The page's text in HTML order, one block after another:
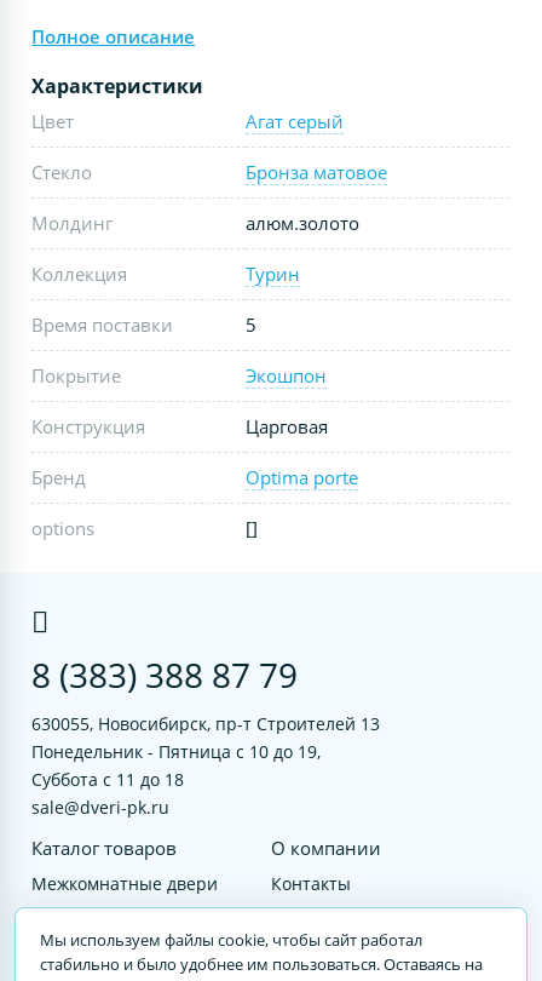
Полное описание
Характеристики
Цвет Агат серый
Стекло Бронза матовое
Молдинг алюм.золото
Коллекция Турин
Время поставки 5
Покрытие Экошпон
Конструкция Царговая
Бренд Optima porte
options []
8 (383) 388 87 79
630055, Новосибирск, пр-т Строителей 13
Понедельник - Пятница с 10 до 19,
Суббота с 11 до 18
sale@dveri-pk.ru
Каталог товаров
Межкомнатные двери
Входные двери
О компании
Контакты
Мы используем файлы cookie, чтобы сайт работал
стабильно и было удобнее им пользоваться. Оставаясь на